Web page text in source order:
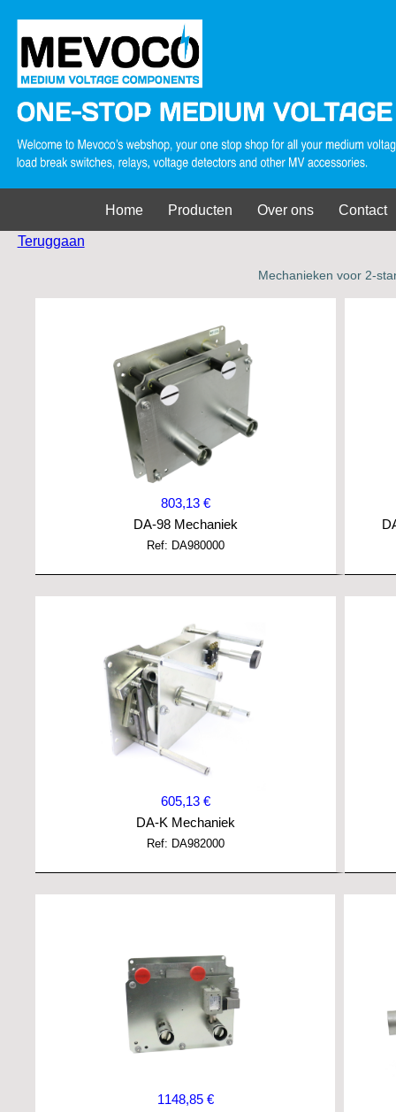
Home Producten Over ons Contact
Teruggaan
Mechanieken voor 2-
803,13 €
DA-98 Mechaniek
Ref: DA980000
605,13 €
DA-K Mechaniek
Ref: DA982000
1148,85 €